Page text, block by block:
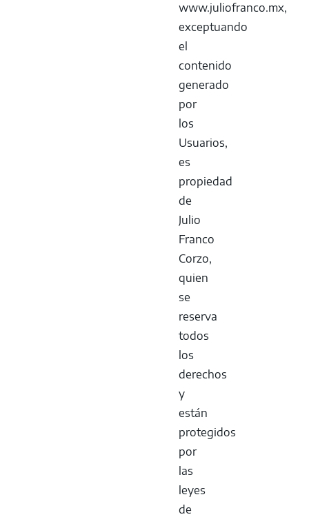
www.juliofranco.mx,
exceptuando
el
contenido
generado
por
los
Usuarios,
es
propiedad
de
Julio
Franco
Corzo,
quien
se
reserva
todos
los
derechos
y
están
protegidos
por
las
leyes
de